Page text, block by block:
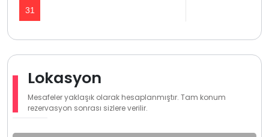
31
Lokasyon
Mesafeler yaklaşık olarak hesaplanmıştır. Tam konum
rezervasyon sonrası sizlere verilir.